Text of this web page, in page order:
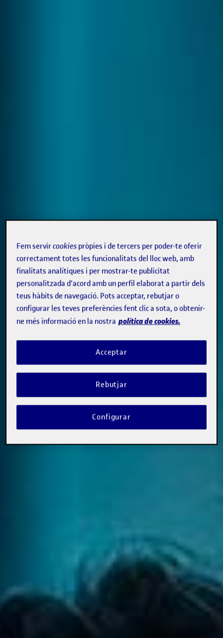
Fem servircookies pròpies i de tercers per poder-te oferir
correctament totes les funcionalitats del lloc web, amb
finalitats analítiques i per mostrar-te publicitat
personalitzada d'acord amb un perfil elaborat a partir dels
teus hàbits de navegació. Pots acceptar, rebutjar o
configurar les teves preferències fent clic a sota, o obtenir-
ne més informació en la nostra política de cookies.
Rebutjar
Acceptar
Configurar